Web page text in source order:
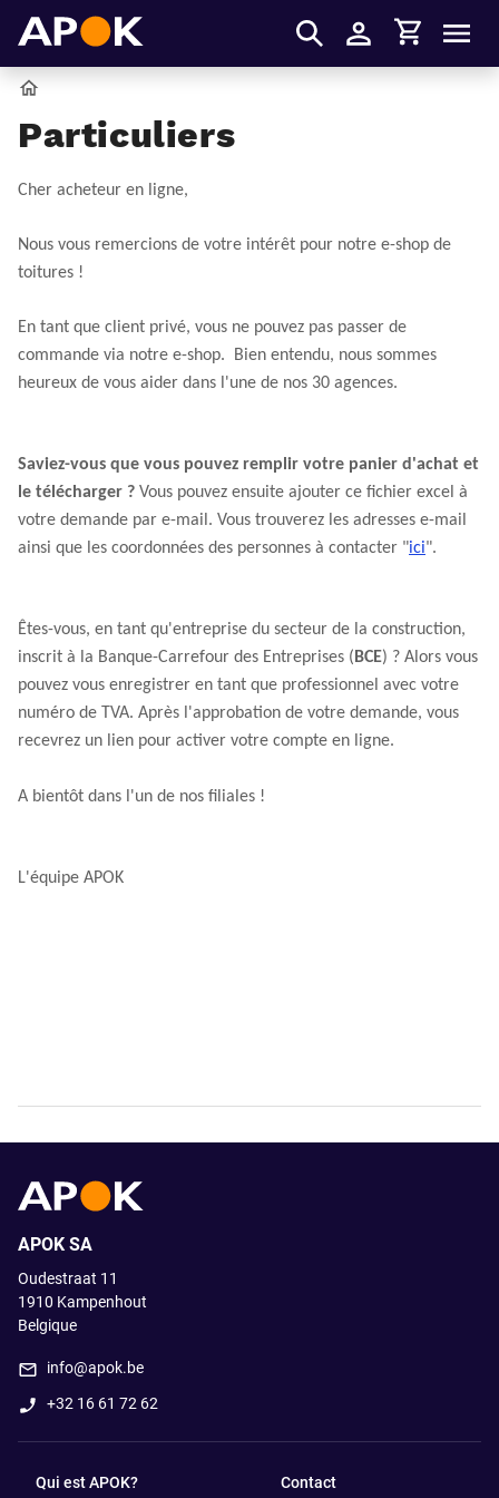
S'identifier
Panier
Particuliers
Cher acheteur en ligne,
Nous vous remercions de votre intérêt pour notre e-shop de
toitures !
En tant que client privé, vous ne pouvez pas passer de
commande via notre e-shop.
Bien entendu, nous sommes
heureux de vous aider dans l'une de nos 30 agences.
Saviez-vous que vous pouvez remplir votre panier d'achat et
le télécharger ? Vous pouvez ensuite ajouter ce fichier excel à
votre demande par e-mail. Vous trouverez les adresses e-mail
ainsi que les coordonnées des personnes à contacter "ici".
Êtes-vous, en tant qu'entreprise du secteur de la construction,
inscrit à la Banque-Carrefour des Entreprises ( BCE) ? Alors vous
pouvez vous enregistrer en tant que professionnel avec votre
numéro de TVA. Après l'approbation de votre demande, vous
recevrez un lien pour activer votre compte en ligne.
A bientôt dans l'un de nos filiales !
L'équipe APOK
APOK SA
Oudestraat 11
1910 Kampenhout
Belgique
info@apok.be
+32 16 61 72 62
Qui est APOK? Contact